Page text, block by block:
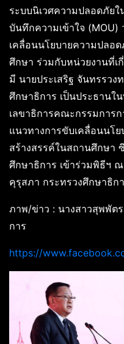
ระบบนิเวศความปลอดภัย
บันทึกความเข้าใจ
เคลื่อนนโยบายความปลอ
ศึกษา ร่วมกับหน่วยงานที่เ
มี นายประเสริฐ จันทรรวง
ศึกษาธิการ เป็นประธานใ
เลขาธิการคณะกรรมการ
แนวทางการขับเคลื่อนนโ
สร้างสรรค์ในสถานศึกษา
ศึกษาธิการ เข้าร่วมพิธีฯ
คุรุสภา กระทรวงศึกษาธิก
ภาพ/ข่าว : นางสาวสุพพัต
การ
https://